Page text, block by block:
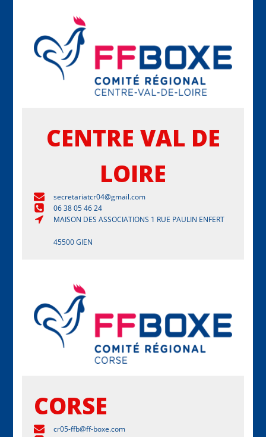
CENTRE VAL DE
LOIRE
secretariatcr04@gmail.com
06 38 05 46 24
MAISON DES ASSOCIATIONS 1 RUE PAULIN ENFERT
45500 GIEN
CORSE
cr05-ffb@ff-boxe.com